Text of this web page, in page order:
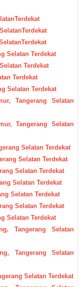
Selatan Terdekat
Terdekat
Terdekat
Selatan Terdekat
Tangerang Selatan
Tangerang Selatan
Selatan Terdekat
Selatan Terdekat
Selatan Terdekat
Selatan Terdekat
Selatan Terdekat
Selatan Terdekat
Selatan Terdekat
Tangerang Selatan
Tangerang Selatan
Selatan Terdekat